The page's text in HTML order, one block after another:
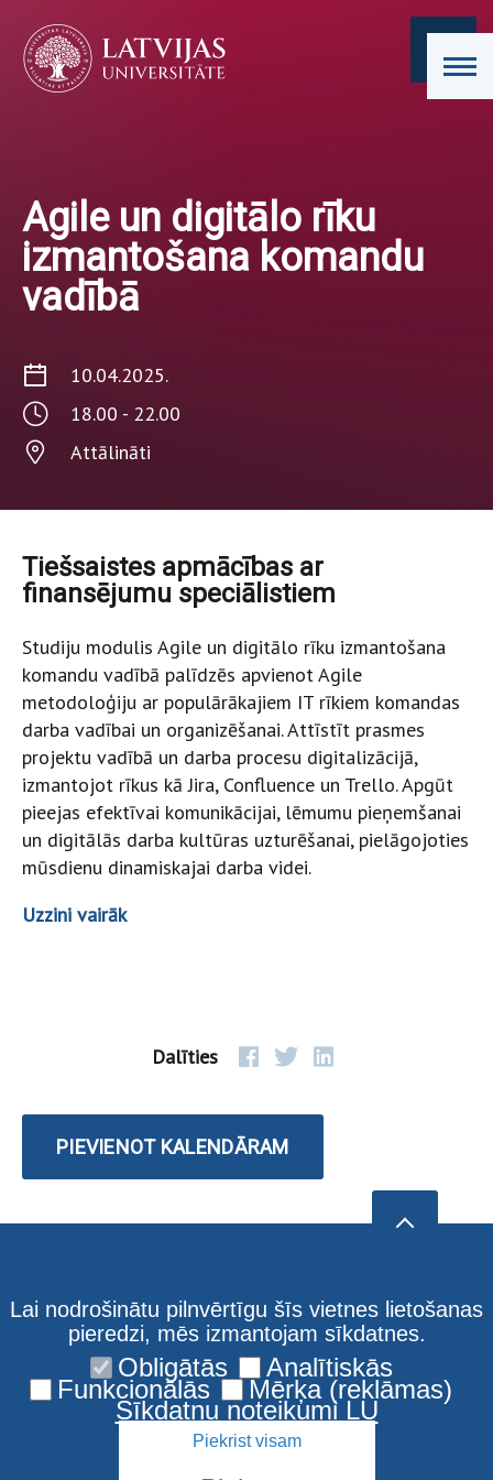
Agile un digitālo rīku
izmantošana komandu
vadībā
10.04.2025.
18.00 - 22.00
Attālināti
Tiešsaistes apmācības ar
finansējumu speciālistiem
Studiju modulis Agile un digitālo rīku izmantošana
komandu vadībā palīdzēs apvienot Agile
metodoloģiju ar populārākajiem IT rīkiem komandas
darba vadībai un organizēšanai. Attīstīt prasmes
projektu vadībā un darba procesu digitalizācijā,
izmantojot rīkus kā Jira, Confluence un Trello. Apgūt
pieejas efektīvai komunikācijai, lēmumu pieņemšanai
un digitālās darba kultūras uzturēšanai, pielāgojoties
mūsdienu dinamiskajai darba videi.
Uzzini vairāk
Dalīties
PIEVIENOT KALENDĀRAM
Lai nodrošinātu pilnvērtīgu šīs vietnes lietošanas
pieredzi, mēs izmantojam sīkdatnes.
Obligātās Analītiskās
Funkcionālās Mērķa (reklāmas)
Sīkdatņu noteikumi LU
Piekrist visam